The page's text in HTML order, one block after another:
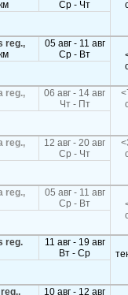
Ср - Чт
reg.,
05 авг - 11 авг
Ср - Вт
reg.,
06 авг - 14 авг
Чт - Пт
reg.,
12 авг - 20 авг
Ср - Чт
reg.,
05 авг - 11 авг
Ср - Вт
reg.
11 авг - 19 авг
Вт - Ср
10 авг - 12 авг